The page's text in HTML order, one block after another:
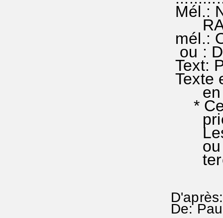
Mél.:
RA
mél.:
ou :
Text:
Texte
en
*
Les
ou
De: